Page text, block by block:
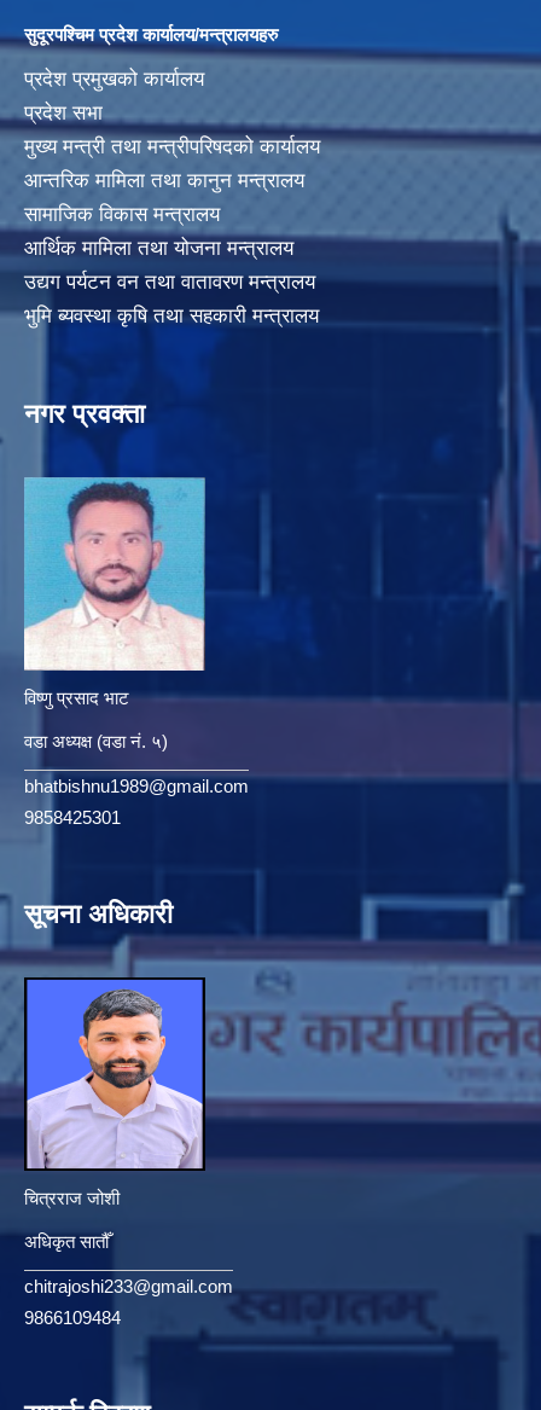
सुदूरपश्चिम प्रदेश कार्यालय/मन्त्रालयहरु
प्रदेश प्रमुखको कार्यालय
प्रदेश सभा
मुख्य मन्त्री तथा मन्त्रीपरिषदको कार्यालय
आन्तरिक मामिला तथा कानुन मन्त्रालय
सामाजिक विकास मन्त्रालय
आर्थिक मामिला तथा योजना मन्त्रालय
उद्यग पर्यटन वन तथा वातावरण मन्त्रालय
भुमि ब्यवस्था कृषि तथा सहकारी मन्त्रालय
नगर प्रवक्ता
विष्णु प्रसाद भाट
वडा अध्यक्ष (वडा नं. ५)
bhatbishnu1989@gmail.com
9858425301
सूचना अधिकारी
चित्रराज जोशी
अधिकृत सातौँ
chitrajoshi233@gmail.com
9866109484